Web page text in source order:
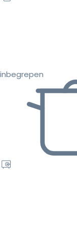
inbegrepen